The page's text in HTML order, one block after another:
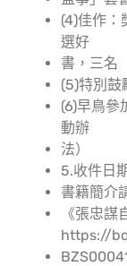
(4)佳作：
選好
書，三名
(5)特別鼓
(6)早鳥參
動辦
法）
5.收件日
書籍簡介
《張忠謀
https://